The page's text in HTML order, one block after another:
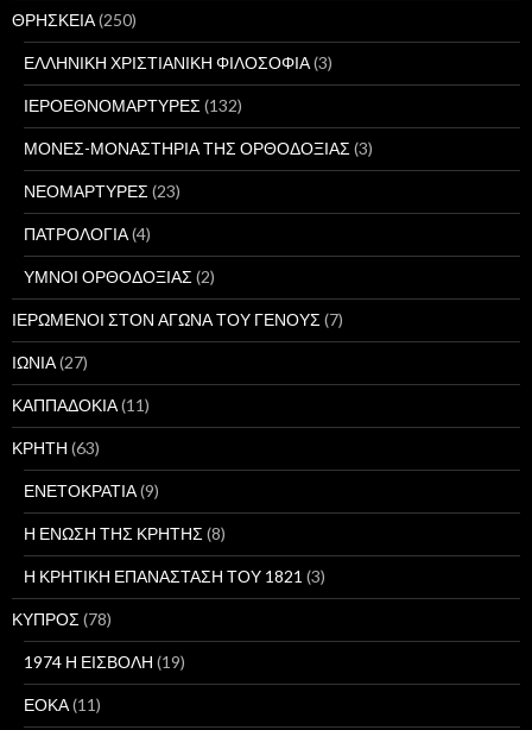
ΘΡΗΣΚΕΙΑ(250)
ΕΛΛΗΝΙΚΗ ΧΡΙΣΤΙΑΝΙΚΗ ΦΙΛΟΣΟΦΙΑ(3)
ΙΕΡΟΕΘΝΟΜΑΡΤΥΡΕΣ (132)
ΜΟΝΕΣ-ΜΟΝΑΣΤΗΡΙΑ ΤΗΣ ΟΡΘΟΔΟΞΙΑΣ (3)
ΝΕΟΜΑΡΤΥΡΕΣ (23)
ΠΑΤΡΟΛΟΓΙΑ(4)
ΥΜΝΟΙ ΟΡΘΟΔΟΞΙΑΣ (2)
ΙΕΡΩΜΕΝΟΙ ΣΤΟΝ ΑΓΩΝΑ ΤΟΥ ΓΕΝΟΥΣ (7)
ΙΩΝΙΑ(27)
ΚΑΠΠΑΔΟΚΙΑ(11)
ΚΡΗΤΗ (63)
ΕΝΕΤΟΚΡΑΤΙΑ(9)
Η ΕΝΩΣΗ ΤΗΣ ΚΡΗΤΗΣ (8)
Η ΚΡΗΤΙΚΗ ΕΠΑΝΑΣΤΑΣΗ ΤΟΥ 1821 (3)
ΚΥΠΡΟΣ (78)
1974 Η ΕΙΣΒΟΛΗ (19)
ΕΟΚΑ(11)